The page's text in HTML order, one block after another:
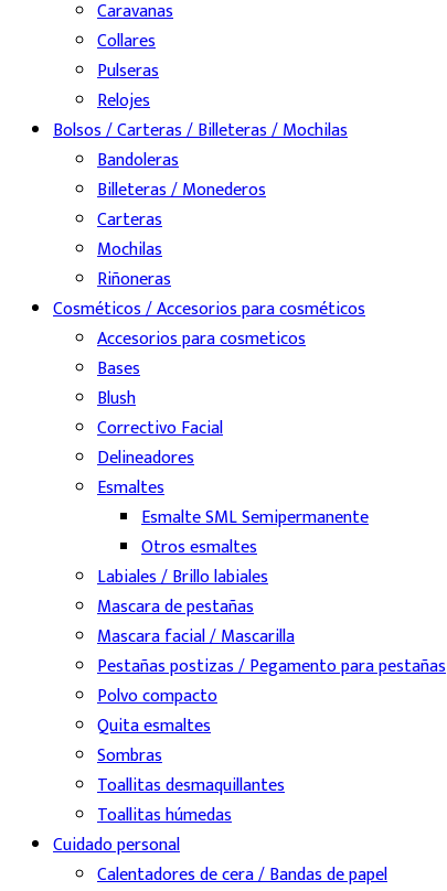
Caravanas
Collares
Pulseras
Relojes
Bolsos / Carteras / Billeteras / Mochilas
Bandoleras
Billeteras / Monederos
Carteras
Mochilas
Riñoneras
Cosméticos / Accesorios para cosméticos
Accesorios para cosmeticos
Bases
Blush
Correctivo Facial
Delineadores
Esmaltes
Esmalte SML Semipermanente
Otros esmaltes
Labiales / Brillo labiales
Mascara de pestañas
Mascara facial / Mascarilla
Pestañas postizas / Pegamento para pestañas
Polvo compacto
Quita esmaltes
Sombras
Toallitas desmaquillantes
Toallitas húmedas
Cuidado personal
Calentadores de cera / Bandas de papel